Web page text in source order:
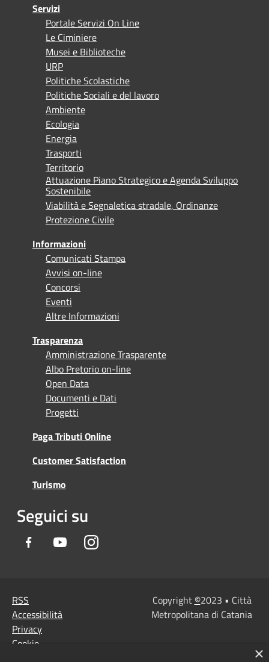
Servizi
Portale Servizi On Line
Le Ciminiere
Musei e Biblioteche
URP
Politiche Scolastiche
Politiche Sociali e del lavoro
Ambiente
Ecologia
Energia
Trasporti
Territorio
Attuazione Piano Strategico e Agenda Sviluppo
Sostenibile
Viabilità e Segnaletica stradale, Ordinanze
Protezione Civile
Informazioni
Comunicati Stampa
Avvisi on-line
Concorsi
Eventi
Altre Informazioni
Trasparenza
Amministrazione Trasparente
Albo Pretorio on-line
Open Data
Documenti e Dati
Progetti
Paga Tributi Online
Customer Satisfaction
Turismo
Seguici su
Facebook YoutubeInstagram
RSS
Accessibilità
Privacy
Cookie
Copyright ©2023 • Città
Metropolitana di Catania
×